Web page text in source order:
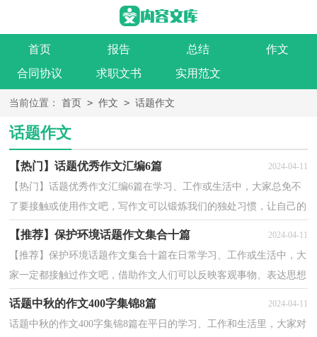
首页 报告 总结
作文
合同协议
求职文书 实用范文
当前位置： 首页 > 作文 > 话题作文
话题作文
【热门】话题优秀作文汇编6篇 2024-04-11
【热门】话题优秀作文汇编6篇在学习、工作或生活中，大家总免不
了要接触或使用作文吧，写作文可以锻炼我们的独处习惯，让自己的
心静下来，思考自己未来的方向。相信许多人会觉得作...
【推荐】保护环境话题作文集合十篇 2024-04-11
【推荐】保护环境话题作文集合十篇在日常学习、工作或生活中，大
家一定都接触过作文吧，借助作文人们可以反映客观事物、表达思想
感情、传递知识信息。你知道作文怎样写才规范吗...
话题中秋的作文400字集锦8篇 2024-04-11
话题中秋的作文400字集锦8篇在平日的学习、工作和生活里，大家对